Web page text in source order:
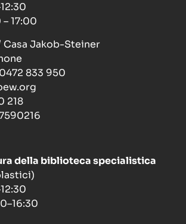
17:00
Casa Jakob-Steiner
833 950
218
della biblioteca specialistica